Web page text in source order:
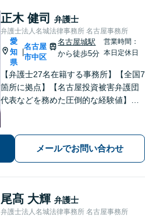
正木 健司 弁護士
弁護士法人名城法律事務所 名古屋事務所
愛
知
県
|
名古屋
市中区
名古屋城駅
から徒歩5分
営業時間：
本日定休日
【弁護士27名在籍する事務所】【全国7
箇所に拠点】【名古屋投資被害弁護団
代表などを務めた圧倒的な経験値】投
せください【初回相談無料】【メディ
ア出演やセミナー講演多数】
メールでお問い合わせ
尾髙 大輝 弁護士
弁護士法人名城法律事務所 名古屋事務所